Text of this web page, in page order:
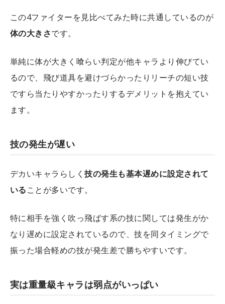
この4ファイターを見比べてみた時に共通しているのが
体の大きさです。
単純に体が大きく喰らい判定が他キャラより伸びてい
るので、飛び道具を避けづらかったりリーチの短い技
ですら当たりやすかったりするデメリットを抱えてい
ます。
技の発生が遅い
デカいキャラらしく技の発生も基本遅めに設定されて
いることが多いです。
特に相手を強く吹っ飛ばす系の技に関しては発生がか
なり遅めに設定されているので、技を同タイミングで
振った場合軽めの技が発生差で勝ちやすいです。
実は重量級キャラは弱点がいっぱい